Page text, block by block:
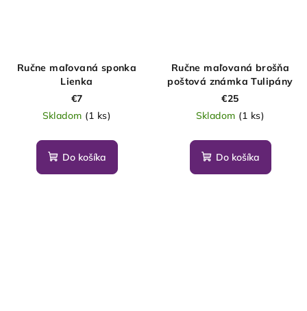
Ručne maľovaná sponka
Lienka
€7
Skladom (1 ks)
Do košíka
Ručne maľovaná brošňa
poštová známka Tulipány
€25
Skladom (1 ks)
Do košíka